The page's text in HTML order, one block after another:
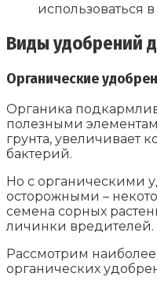
использоваться
Виды удобрений
Органические
Органика
полезными
грунта, увеличивает
бактерий.
Но с органическими
осторожными –
семена сорных
личинки вредителей.
Рассмотрим
органических